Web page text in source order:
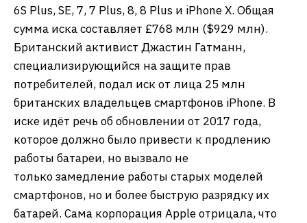
6S Plus, SE, 7, 7 Plus, 8, 8 Plus и iPhone X. Общая
сумма иска составляет £768 млн ($929 млн).
Британский активист Джастин Гатманн,
специализирующийся на защите прав
потребителей, подал иск от лица 25 млн
британских владельцев смартфонов iPhone. В
иске идёт речь об обновлении от 2017 года,
которое должно было привести к продлению
работы батареи, но вызвало не
только замедление работы старых моделей
смартфонов, но и более быструю разрядку их
батарей. Сама корпорация Apple отрицала, что